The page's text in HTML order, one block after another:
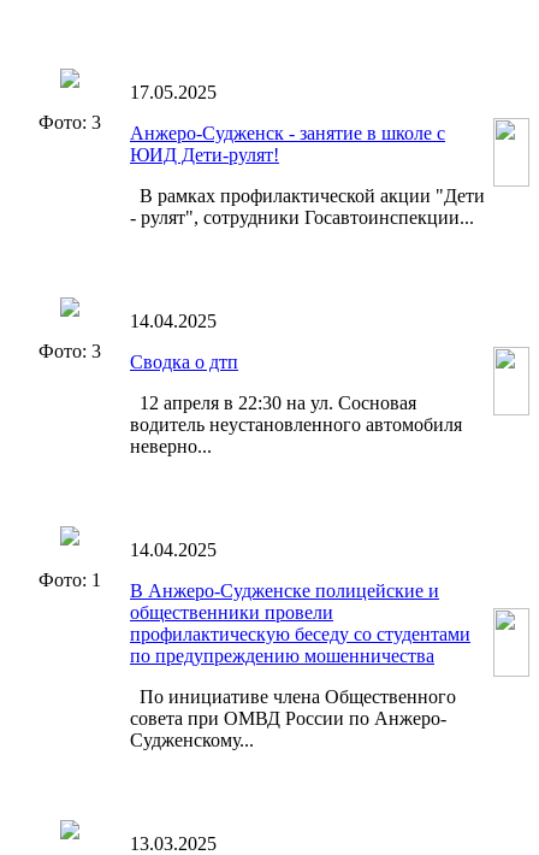
Фото: 3
17.05.2025
Анжеро-Судженск - занятие в школе с
ЮИД Дети-рулят!
В рамках профилактической акции "Дети
- рулят", сотрудники Госавтоинспекции...
Фото: 3
14.04.2025
Сводка о дтп
12 апреля в 22:30 на ул. Сосновая
водитель неустановленного автомобиля
неверно...
Фото: 1
14.04.2025
В Анжеро-Судженске полицейские и
общественники провели
профилактическую беседу со студентами
по предупреждению мошенничества
По инициативе члена Общественного
совета при ОМВД России по Анжеро-
Судженскому...
13.03.2025